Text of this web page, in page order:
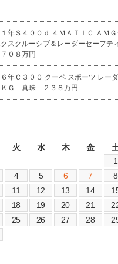
１年Ｓ４００ｄ ４ＭＡＴＩＣ ＡＭ
スクルーシブ＆レーダーセーフテ
０８万円
６年Ｃ３００ クーペ スポーツ レー
ＫＧ 真珠 ２３８万円
火 水 木 金
1
4 5 6 7 8
11 12 13 14
18 19 20 21
25 26 27 28